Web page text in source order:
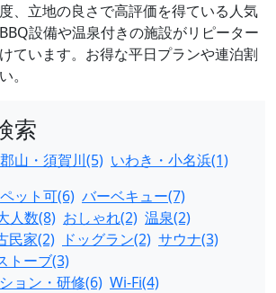
、立地の良さで高評価を得ている人気
設備や温泉付きの施設がリピーター
ています。お得な平日プランや連泊割
。
索
郡山・須賀川(5) いわき・小名浜(1)
ペット可(6) バーベキュー(7)
人数(8) おしゃれ(2) 温泉(2)
民家(2) ドッグラン(2) サウナ(3)
トーブ(3)
ョン・研修(6) Wi-Fi(4)